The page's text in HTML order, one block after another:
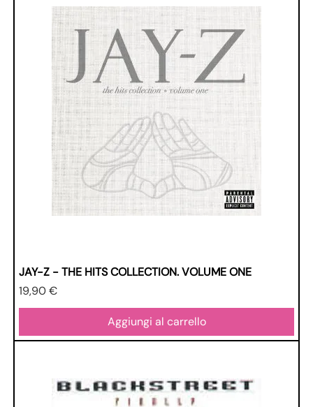
JAY-Z - THE HITS COLLECTION. VOLUME ONE
Prezzo
19,90 €
Aggiungi al carrello